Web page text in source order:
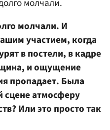
молчали.
молчали. И
участием, когда
в постели, в кадре
и ощущение
пропадает. Была
сцене атмосферу
Или это просто так